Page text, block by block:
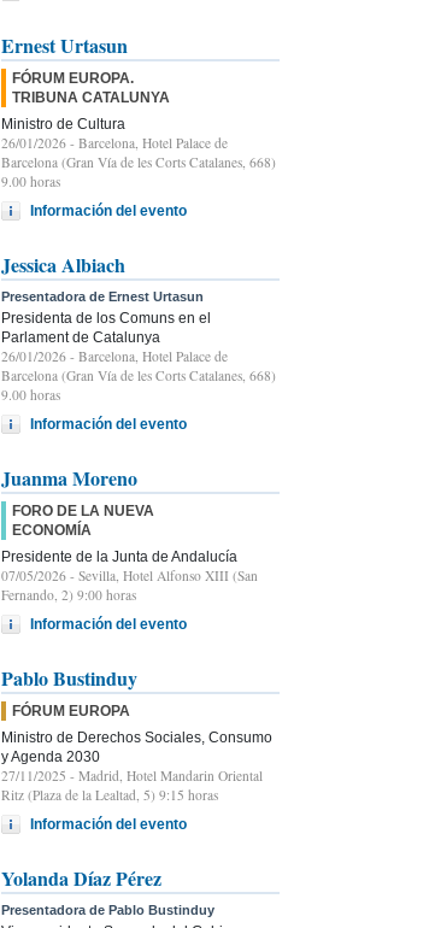
Ernest Urtasun
FÓRUM EUROPA.
TRIBUNA CATALUNYA
Ministro de Cultura
26/01/2026 - Barcelona, Hotel Palace de
Barcelona (Gran Vía de les Corts Catalanes, 668)
9.00 horas
Información del evento
Jessica Albiach
Presentadora de Ernest Urtasun
Presidenta de los Comuns en el
Parlament de Catalunya
26/01/2026 - Barcelona, Hotel Palace de
Barcelona (Gran Vía de les Corts Catalanes, 668)
9.00 horas
Información del evento
Juanma Moreno
FORO DE LA NUEVA
ECONOMÍA
Presidente de la Junta de Andalucía
07/05/2026 - Sevilla, Hotel Alfonso XIII (San
Fernando, 2) 9:00 horas
Información del evento
Pablo Bustinduy
FÓRUM EUROPA
Ministro de Derechos Sociales, Consumo
y Agenda 2030
27/11/2025 - Madrid, Hotel Mandarin Oriental
Ritz (Plaza de la Lealtad, 5) 9:15 horas
Información del evento
Yolanda Díaz Pérez
Presentadora de Pablo Bustinduy